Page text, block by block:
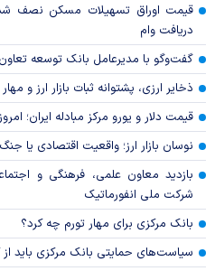
قیمت اوراق تسهیلات مسکن نصف
دریافت وام
گفت‌وگو با مدیرعامل بانک توسعه
ذخایر ارزی، پشتوانه ثبات بازار ارز و
قیمت دلار و یورو مرکز مبادله ایران؛ امروز یک‌شنبه
نوسان بازار ارز؛ واقعیت اقتصادی یا
بازدید معاون علمی، فرهنگی و
شرکت ملی انفورماتیک
بانک مرکزی برای مهار تورم چه کرد؟
سیاست‌های حمایتی بانک مرکزی باید از